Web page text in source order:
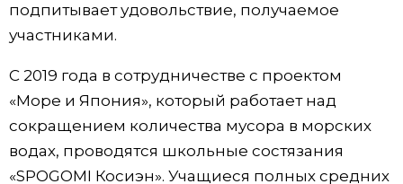
подпитывает удовольствие, получаемое
участниками.
С 2019 года в сотрудничестве с проектом
«Море и Япония», который работает над
сокращением количества мусора в морских
водах, проводятся школьные состязания
«SPOGOMI Косиэн». Учащиеся полных средних